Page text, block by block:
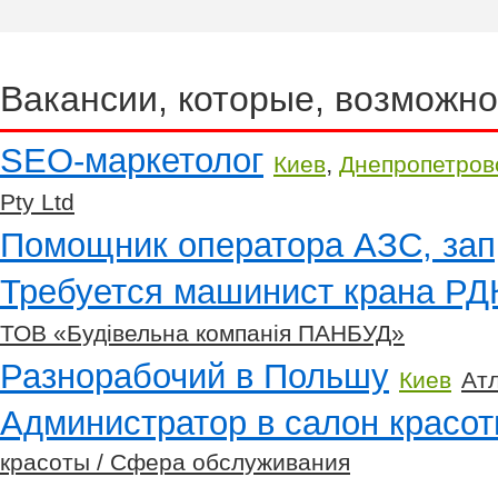
Вакансии, которые,
SEO-маркетолог Киев,
Pty Ltd
Помощник оператора АЗС,
Требуется машинист крана
ТОВ «Будівельна компанія ПАНБУД»
Разнорабочий в Польшу Киев
Администратор в салон
красоты / Сфера обслуживания